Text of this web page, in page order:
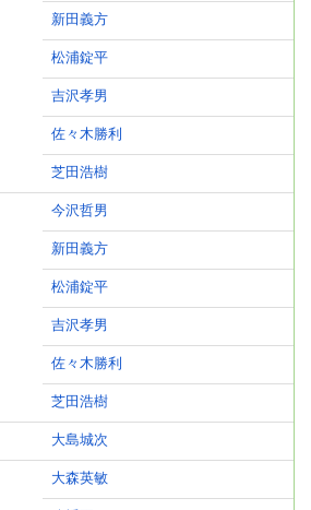
新田義方
松浦錠平
吉沢孝男
佐々木勝利
芝田浩樹
今沢哲男
新田義方
松浦錠平
吉沢孝男
佐々木勝利
芝田浩樹
大島城次
大森英敏